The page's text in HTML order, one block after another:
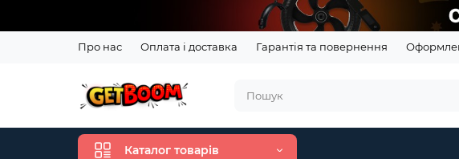
Про нас Оплата і доставка Гарантія та повернення
Каталог товарів